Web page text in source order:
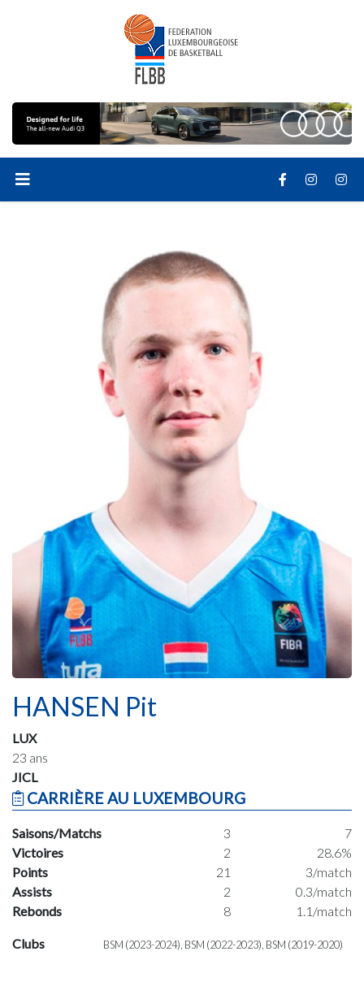
HANSEN Pit
LUX
23 ans
JICL
CARRIÈRE AU LUXEMBOURG
Saisons/Matchs 3
7
Victoires
2
28.6%
Points
21
3/match
Assists
2
0.3/match
Rebonds
8 1.1/match
Clubs BSM (2023-2024), BSM (2022-2023), BSM (2019-2020)